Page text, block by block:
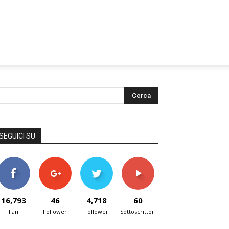
SU
16,793
Fan
46
Follower
4,718
Follower
60
Sottoscrittori